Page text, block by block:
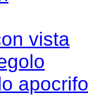
vista
apocrifo